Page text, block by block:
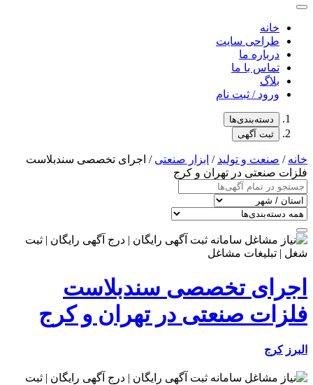
خانه
طراحی سایت
درباره ما
تماس با ما
بلاگ
ورود / ثبت نام
دسته‌بندی‌ها
ثبت آگهی
خانه/ صنعت و تولید/ ابزار صنعتی / اجرای تخصصی سندبلاست
فلزات صنعتی در تهران و کرج
اجرای تخصصی سندبلاست
فلزات صنعتی در تهران و کرج
البرز کرج